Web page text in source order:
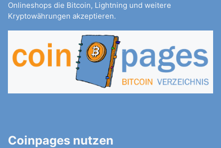
Onlineshops die Bitcoin, Lightning und weitere
Kryptowährungen akzeptieren.
Coinpages nutzen